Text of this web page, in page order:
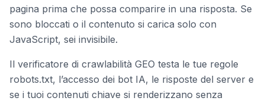
pagina prima che possa comparire in una risposta. Se
sono bloccati o il contenuto si carica solo con
JavaScript, sei invisibile.
Il verificatore di crawlabilità GEO testa le tue regole
robots.txt, l’accesso dei bot IA, le risposte del server e
se i tuoi contenuti chiave si renderizzano senza